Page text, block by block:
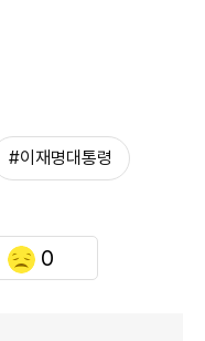
#이재명대통령
0